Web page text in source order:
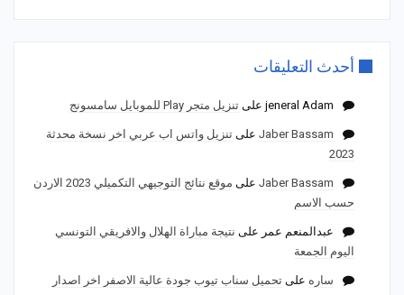
أحدث التعليقات
jeneral Adam على تنزيل متجر Play للموبايل سامسونج
Jaber Bassam على تنزيل واتس اب عربي اخر نسخة محدثة
2023
Jaber Bassam على
موقع نتائج التوجيهي التكميلي 2023 الاردن
حسب الاسم
عبدالمنعم عمر على نتيجة مباراة الهلال والافريقي التونسي
اليوم الجمعة
ساره على تحميل سناب تيوب جودة عالية الاصفر اخر اصدار